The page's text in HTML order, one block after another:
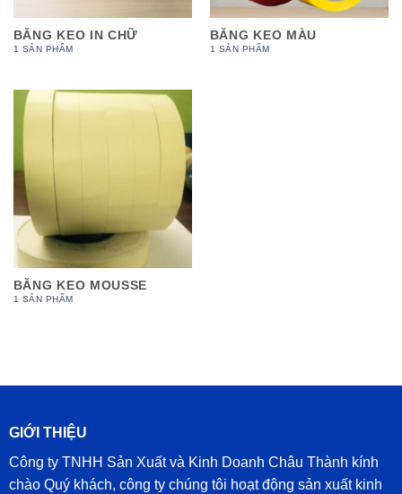
BĂNG KEO IN CHỮ
1 SẢN PHẨM
BĂNG KEO MÀU
1 SẢN PHẨM
BĂNG KEO MOUSSE
1 SẢN PHẨM
GIỚI THIỆU
Công ty TNHH Sản Xuất và Kinh Doanh Châu Thành kính
chào Quý khách, công ty chúng tôi hoạt động sản xuất kinh